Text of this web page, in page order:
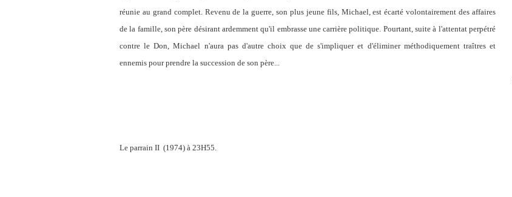
réunie au grand complet. Revenu de la guerre, son plus jeune fils, Michael, est écarté volontairement des affaires
de la famille, son père désirant ardemment qu'il embrasse une carrière politique. Pourtant, suite à l'attentat perpétré
contre le Don, Michael n'aura pas d'autre choix que de s'impliquer et d'éliminer méthodiquement traîtres et
ennemis pour prendre la succession de son père...
Le parrain II (1974) à 23H55.